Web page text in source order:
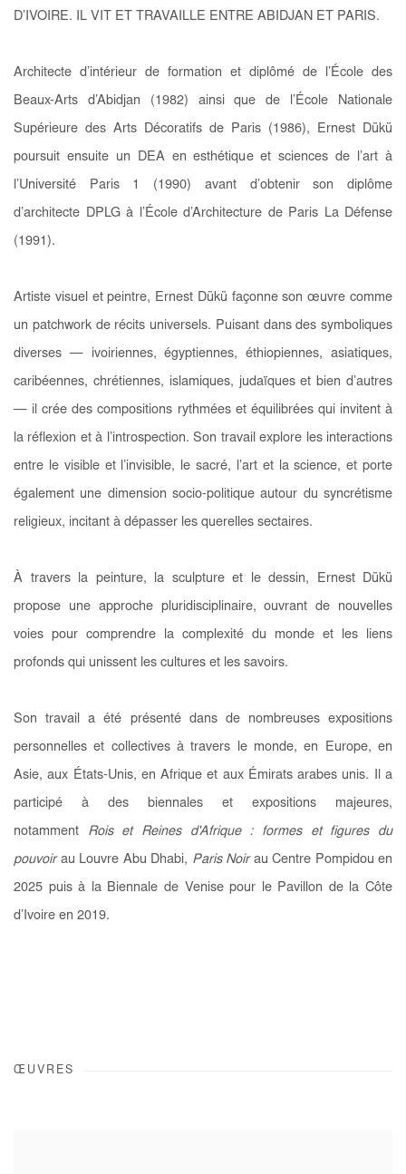
D’IVOIRE. IL VIT ET TRAVAILLE ENTRE ABIDJAN ET PARIS.
Architecte d’intérieur de formation et diplômé de l’École des
Beaux-Arts d’Abidjan (1982) ainsi que de l’École Nationale
Supérieure des Arts Décoratifs de Paris (1986), Ernest Dükü
poursuit ensuite un DEA en esthétique et sciences de l’art à
l’Université Paris 1 (1990) avant d’obtenir son diplôme
d’architecte DPLG à l’École d’Architecture de Paris La Défense
(1991).
Artiste visuel et peintre, Ernest Dükü façonne son œuvre comme
un patchwork de récits universels. Puisant dans des symboliques
diverses — ivoiriennes, égyptiennes, éthiopiennes, asiatiques,
caribéennes, chrétiennes, islamiques, judaïques et bien d’autres
— il crée des compositions rythmées et équilibrées qui invitent à
la réflexion et à l’introspection. Son travail explore les interactions
entre le visible et l’invisible, le sacré, l’art et la science, et porte
également une dimension socio-politique autour du syncrétisme
religieux, incitant à dépasser les querelles sectaires.
À travers la peinture, la sculpture et le dessin, Ernest Dükü
propose une approche pluridisciplinaire, ouvrant de nouvelles
voies pour comprendre la complexité du monde et les liens
profonds qui unissent les cultures et les savoirs.
Son travail a été présenté dans de nombreuses expositions
personnelles et collectives à travers le monde, en Europe, en
Asie, aux États-Unis, en Afrique et aux Émirats arabes unis. Il a
participé à des biennales et expositions majeures,
notamment Rois et Reines d'Afrique : formes et figures du
pouvoirau Louvre Abu Dhabi, Paris Noirau Centre Pompidou en
2025 puisà la Biennale de Venise pour le Pavillon de la Côte
d’Ivoire en 2019.
ŒUVRES